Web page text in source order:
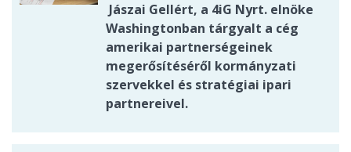
Jászai Gellért, a 4iG Nyrt. elnöke
Washingtonban tárgyalt a cég
amerikai partnerségeinek
megerősítéséről kormányzati
szervekkel és stratégiai ipari
partnereivel.